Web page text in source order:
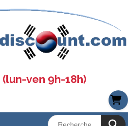
(lun-ven 9h-18h)